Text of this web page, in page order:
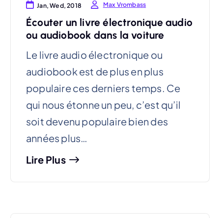
Jan, Wed, 2018 Max Vrombass
Écouter un livre électronique audio
ou audiobook dans la voiture
Le livre audio électronique ou
audiobook est de plus en plus
populaire ces derniers temps. Ce
qui nous étonne un peu, c’est qu’il
soit devenu populaire bien des
années plus…
Lire Plus